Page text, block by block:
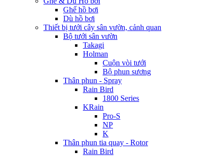
Ghế hồ bơi
Dù hồ bơi
Thiết bị tưới cây sân vườn, cảnh quan
Bộ tưới sân vườn
Takagi
Holman
Cuộn vòi tưới
Bộ phun sương
Thân phun - Spray
Rain Bird
1800 Series
KRain
Pro-S
NP
K
Thân phun tia quay - Rotor
Rain Bird